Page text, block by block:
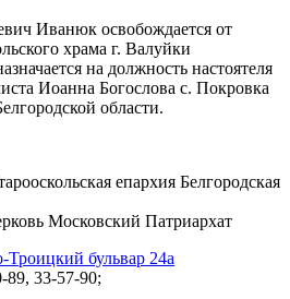
Иванюк освобождается от
храма г. Валуйки
на должность настоятеля
Иоанна Богослова с. Покровка
области.
епархия Белгородская
Московский Патриархат
Троицкий бульвар 24а
89, 33-57-90;